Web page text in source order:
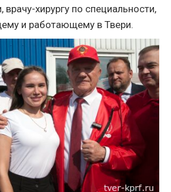
хирургу по специальности,
и работающему в Твери.